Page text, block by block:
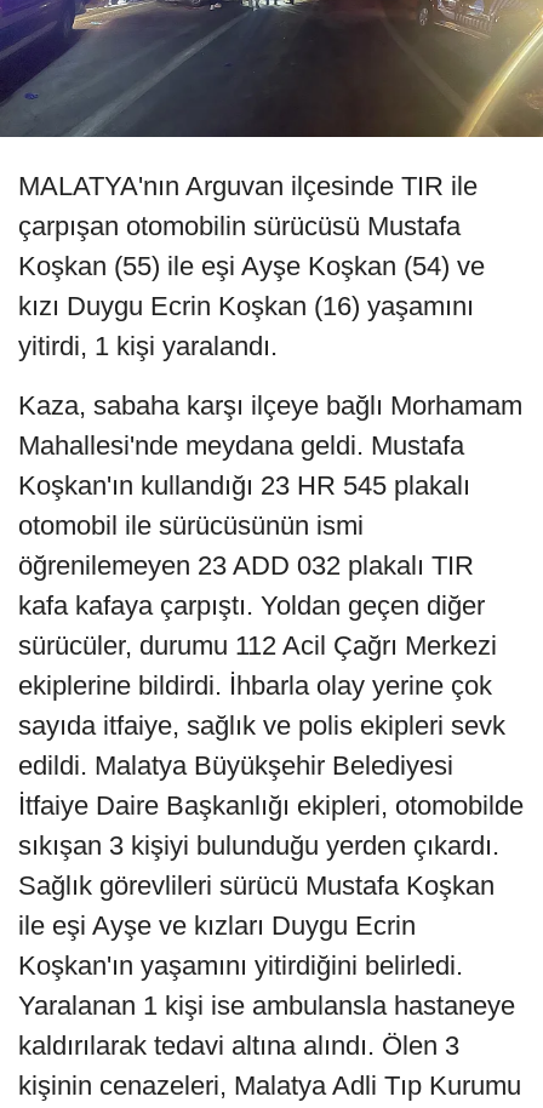
MALATYA'nın Arguvan ilçesinde TIR ile
çarpışan otomobilin sürücüsü Mustafa
Koşkan (55) ile eşi Ayşe Koşkan (54) ve
kızı Duygu Ecrin Koşkan (16) yaşamını
yitirdi, 1 kişi yaralandı.
Kaza, sabaha karşı ilçeye bağlı Morhamam
Mahallesi'nde meydana geldi. Mustafa
Koşkan'ın kullandığı 23 HR 545 plakalı
otomobil ile sürücüsünün ismi
öğrenilemeyen 23 ADD 032 plakalı TIR
kafa kafaya çarpıştı. Yoldan geçen diğer
sürücüler, durumu 112 Acil Çağrı Merkezi
ekiplerine bildirdi. İhbarla olay yerine çok
sayıda itfaiye, sağlık ve polis ekipleri sevk
edildi. Malatya Büyükşehir Belediyesi
İtfaiye Daire Başkanlığı ekipleri, otomobilde
sıkışan 3 kişiyi bulunduğu yerden çıkardı.
Sağlık görevlileri sürücü Mustafa Koşkan
ile eşi Ayşe ve kızları Duygu Ecrin
Koşkan'ın yaşamını yitirdiğini belirledi.
Yaralanan 1 kişi ise ambulansla hastaneye
kaldırılarak tedavi altına alındı. Ölen 3
kişinin cenazeleri, Malatya Adli Tıp Kurumu